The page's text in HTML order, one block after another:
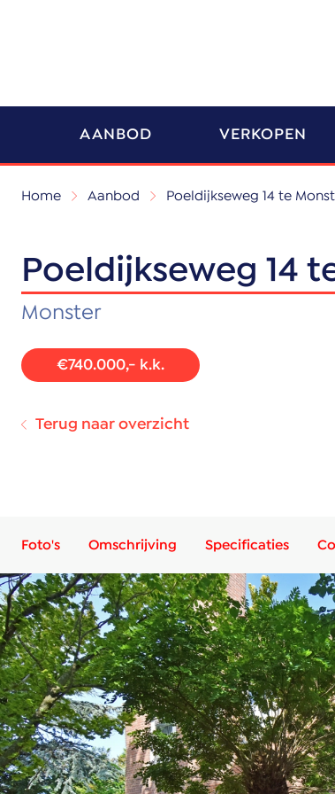
AANBOD VERKOPEN
Home Aanbod Poeldijkseweg 14 te
Poeldijkseweg 14
Monster
€740.000,- k.k.
Terug naar overzicht
Foto's Omschrijving Specificaties